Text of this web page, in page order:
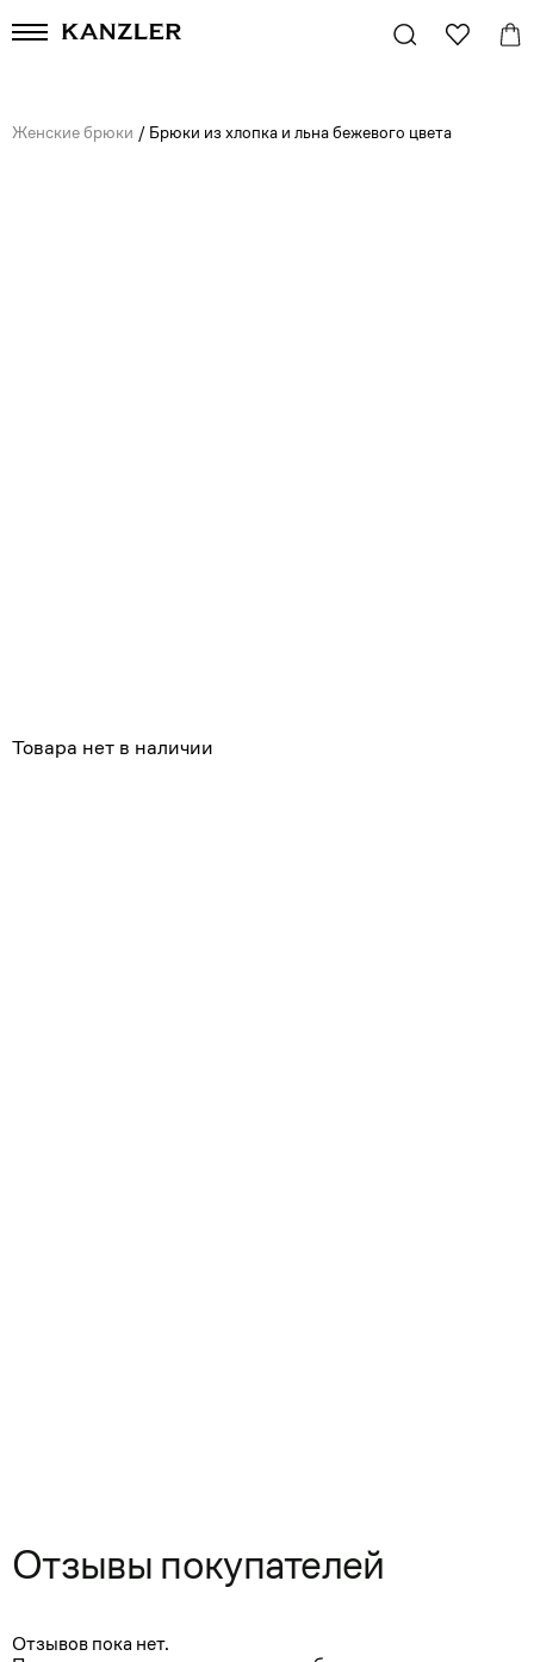
Женские брюки / Брюки из хлопка и льна бежевого цвета
Товара нет в наличии
Отзывы покупателей
Отзывов пока нет.